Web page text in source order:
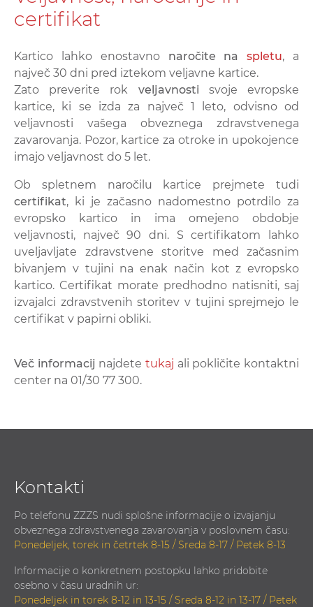
certifikat
Kartico lahko enostavno naročite naspletu, a
največ 30 dni pred iztekom veljavne kartice.
Zato preverite rok veljavnosti svoje evropske
kartice, ki se izda za največ 1 leto, odvisno od
veljavnosti vašega obveznega zdravstvenega
zavarovanja. Pozor, kartice za otroke in upokojence
imajo veljavnost do 5 let.
Ob spletnem naročilu kartice prejmete tudi
certifikat, ki je začasno nadomestno potrdilo za
evropsko kartico in ima omejeno obdobje
veljavnosti, največ 90 dni. S certifikatom lahko
uveljavljate zdravstvene storitve med začasnim
bivanjem v tujini na enak način kot z evropsko
kartico. Certifikat morate predhodno natisniti, saj
izvajalci zdravstvenih storitev v tujini sprejmejo le
certifikat v papirni obliki.
Več informacij najdetetukaj ali pokličite kontaktni
center na 01/30 77 300.
Kontakti
Po telefonu ZZZS nudi splošne informacije o izvajanju
obveznega zdravstvenega zavarovanja v poslovnem času:
Ponedeljek, torek in četrtek 8-15 / Sreda 8-17 / Petek 8-13
Informacije o konkretnem postopku lahko pridobite
osebno v času uradnih ur:
Ponedeljek in torek 8-12 in 13-15 / Sreda 8-12 in 13-17 / Petek